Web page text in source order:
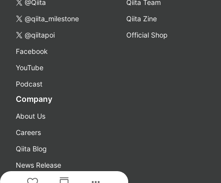
@Qiita
@qiita_milestone
@qiitapoi
Facebook
YouTube
Podcast
Qiita Team
Qiita Zine
Official Shop
Company
About Us
Careers
Qiita Blog
News Release